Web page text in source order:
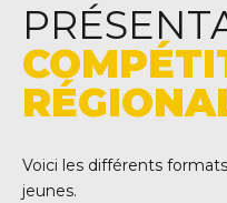
Voici les différents
jeunes.